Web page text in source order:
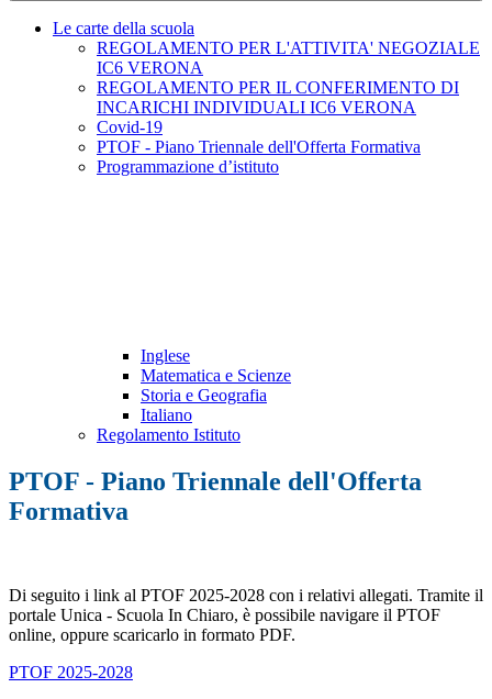
Le carte della scuola
REGOLAMENTO PER L'ATTIVITA' NEGOZIALE
IC6 VERONA
REGOLAMENTO PER IL CONFERIMENTO DI
INCARICHI INDIVIDUALI IC6 VERONA
Covid-19
PTOF - Piano Triennale dell'Offerta Formativa
Programmazione d’istituto
Inglese
Matematica e Scienze
Storia e Geografia
Italiano
Regolamento Istituto
PTOF - Piano Triennale dell'Offerta
Formativa
Di seguito i link al PTOF 2025-2028 con i relativi allegati. Tramite il
portale Unica - Scuola In Chiaro, è possibile navigare il PTOF
online, oppure scaricarlo in formato PDF.
PTOF 2025-2028